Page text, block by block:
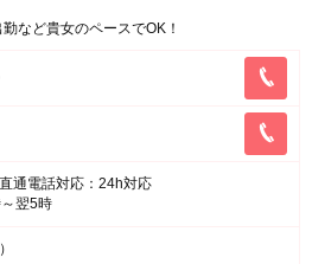
など貴女のペースでOK！
通電話対応：24h対応
翌5時